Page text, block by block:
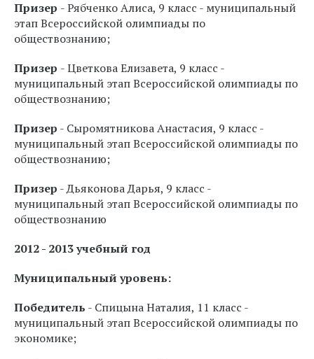
Призер - Рябченко Алиса, 9 класс - муниципальный
этап Всероссийской олимпиады по
обществознанию;
Призер - Цветкова Елизавета, 9 класс -
муниципальный этап Всероссийской олимпиады по
обществознанию;
Призер - Сыромятникова Анастасия, 9 класс -
муниципальный этап Всероссийской олимпиады по
обществознанию;
Призер - Дьяконова Дарья, 9 класс -
муниципальный этап Всероссийской олимпиады по
обществознанию
2012 - 2013 учебный год
Муниципальный уровень:
Победитель - Спицына Наталия, 11 класс -
муниципальный этап Всероссийской олимпиады по
экономике;